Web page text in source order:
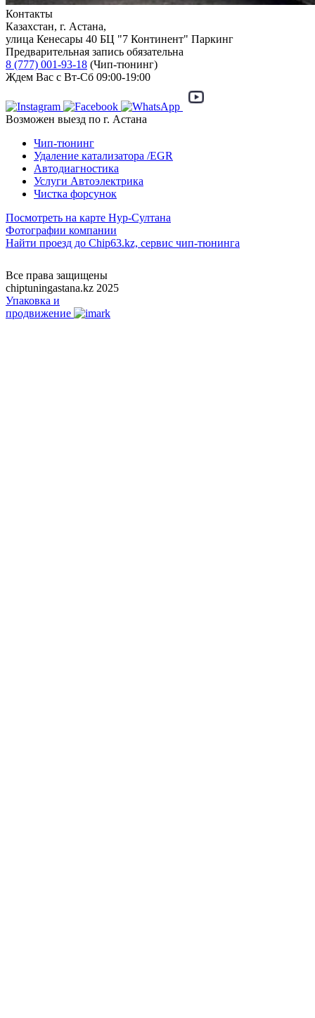
Контакты
Казахстан, г. Астана,
улица Кенесары 40 БЦ "7 Континент" Паркинг
Предварительная запись обязательна
8 (777) 001-93-18 (Чип-тюнинг)
Ждем Вас с Вт-Сб 09:00-19:00
Возможен выезд по г. Астана
Чип-тюнинг
Удаление катализатора /EGR
Автодиагностика
Услуги Автоэлектрика
Чистка форсунок
Посмотреть на карте Нур-Султана
Фотографии компании
Найти проезд до Chip63.kz, сервис чип-тюнинга
Все права защищены
chiptuningastana.kz 2025
Упаковка и
продвижение